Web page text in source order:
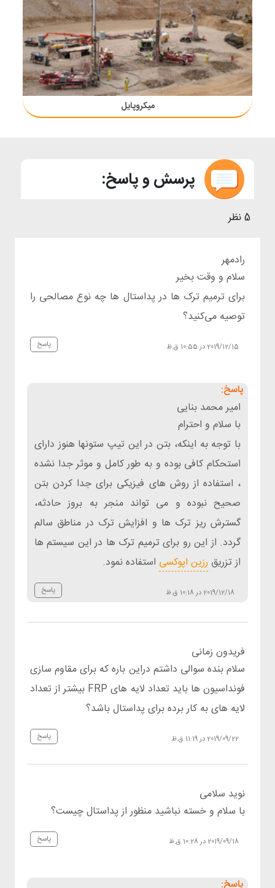
میکروپایل
پرسش و پاسخ:
5 نظر
رادمهر
2019/12/15 در 10:55 ق.ظ
سلام و وقت بخیر
برای ترمیم ترک ها در پداستال ها چه نوع مصالحی را
توصیه می‌کنید؟
پاسخ
امیر محمد بنایی
2019/12/18 در 10:18 ق.ظ
با سلام و احترام
با توجه به اینکه، بتن در این تیپ ستونها هنوز دارای
استحکام کافی بوده و به طور کامل و موثر جدا نشده
، استفاده از روش های فیزیکی برای جدا کردن بتن
صحیح نبوده و می تواند منجر به بروز حادثه،
گسترش ریز ترک ها و افزایش ترک در مناطق سالم
گردد. از این رو برای ترمیم ترک ها در این سیستم ها
از تزریق رزین اپوکسی استفاده نمود.
پاسخ
فریدون زمانی
2019/09/22 در 11:19 ق.ظ
سلام بنده سوالی داشتم دراین باره که برای مقاوم سازی
فونداسیون ها باید تعداد لایه های FRP بیشتر از تعداد
لایه های به کار برده برای پداستال باشد؟
پاسخ
نوید سلامی
2019/09/18 در 10:28 ق.ظ
با سلام و خسته نباشید منظور از پداستال چیست؟
پاسخ